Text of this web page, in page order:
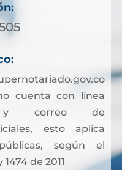
cuenta con línea
y correo de
esto aplica
según el
de 2011